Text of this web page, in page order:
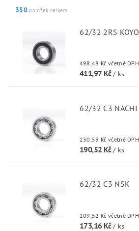
350položek celkem
62/32 2RS KOYO
498,48 Kč včetně DPH
411,97 Kč/ ks
62/32 C3 NACHI
230,53 Kč včetně DPH
190,52 Kč/ ks
62/32 C3 NSK
209,52 Kč včetně DPH
173,16 Kč/ ks